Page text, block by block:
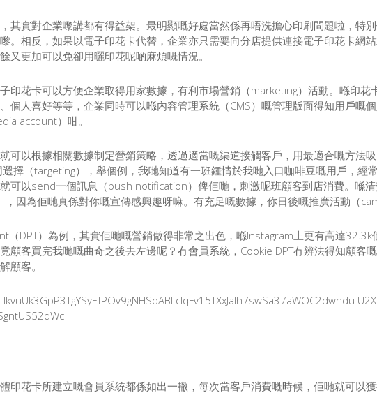
其實對企業嚟講都有得益架。最明顯嘅好處當然係再唔洗擔心印刷問題啦，特
。相反，如果以電子印花卡代替，企業亦只需要向分店提供連接電子印花卡網
又更加可以免卻用曬印花呢啲麻煩嘅情況。
印花卡可以方便企業取得用家數據，有利市場營銷（marketing）活動。喺印
個人喜好等等，企業同時可以喺內容管理系統（CMS）嘅管理版面得知用戶嘅
account）咁。
可以根據相關數據制定營銷策略，透過適當嘅渠道接觸客戶，用最適合嘅方法
選擇（targeting），舉個例，我哋知道有一班鍾情於我哋入口咖啡豆嘅用戶，經
可以send一個訊息（push notification）俾佢哋，刺激呢班顧客到店消費。喺
因為佢哋真係對你嘅宣傳感興趣呀嘛。有充足嘅數據，你日後嘅推廣活動（
（DPT）為例，其實佢哋嘅營銷做得非常之出色，喺Instagram上更有高達
顧客買完我哋嘅曲奇之後去左邊呢？冇會員系統，Cookie DPT冇辨法得知顧客
顧客。
印花卡所建立嘅會員系統都係如出一轍，每次當客戶消費嘅時候，佢哋就可以